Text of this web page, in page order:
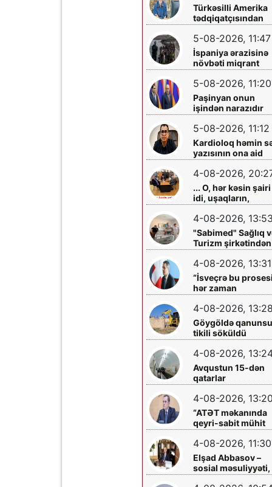
Türkəsilli Amerika
tədqiqatçısından
Talebinə -
Vardanyanla bağlı
çağırış
5-08-2026, 11:47
İspaniya ərazisinə
növbəti miqrant
axını gözlənilir?
5-08-2026, 11:20
Paşinyan onun
işindən narazıdır
5-08-2026, 11:12
Kardioloq həmin
yazısının ona aid
olmadığını -
Açıqladı
4-08-2026,
... O, hər kəsin şairi
idi, uşaqların,
gənclərin,
böyüklərin qəlbinə
yol tapan incə
söz sərrafı idi...
4-08-2026, 13:53
"Sabimed" Sağlıq
Turizm şirkətindən
növbəti xeyirxah
addım – Türkiyədə
müalicə alan
körpəyə hərtərəfli
dəstək
4-08-2026, 13:31
“İsveçrə bu prosesi
hər zaman
dəstəkləməyə
hazırdır”
4-08-2026, 13:28
Göygöldə
tikili söküldü
4-08-2026,
Avqustun 15-dən
qatarlar
“Nizami”-“28 May”
arasında
işləməyəcək
4-08-2026, 13:20
“ATƏT məkanında
qeyri-sabit mühit
hökm sürür”
4-08-2026, 11:30
Elşad Abbasov –
sosial məsuliyyəti,
xeyriyyəçiliyi və